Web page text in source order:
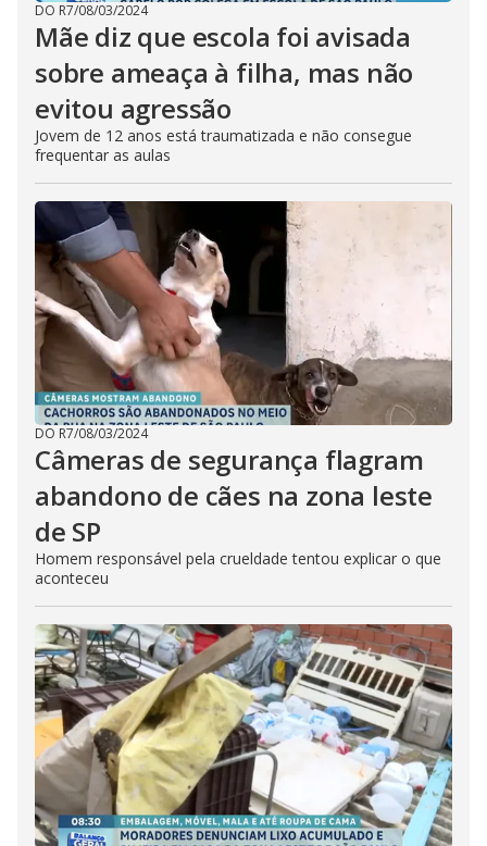
DO R7/08/03/2024
Mãe diz que escola foi avisada
sobre ameaça à filha, mas não
evitou agressão
Jovem de 12 anos está traumatizada e não consegue
frequentar as aulas
DO R7/08/03/2024
Câmeras de segurança flagram
abandono de cães na zona leste
de SP
Homem responsável pela crueldade tentou explicar o que
aconteceu